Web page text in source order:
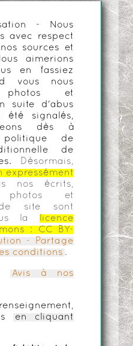
- Nous
avec respect
sources et
aimerions
en fassiez
vous nous
photos et
suite d'abus
été signalés,
dès à
de
de
Désormais,
expressément
nos écrits,
photos et
site sont
la
licence
:
CC BY-
- Partage
conditions .
:
Avis à nos
en cliquant